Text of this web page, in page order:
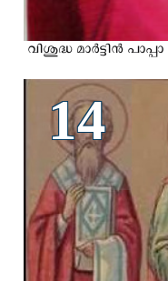
വിശുദ്ധ മാര്‍ട്ടിന്‍ പാപ്പാ
14